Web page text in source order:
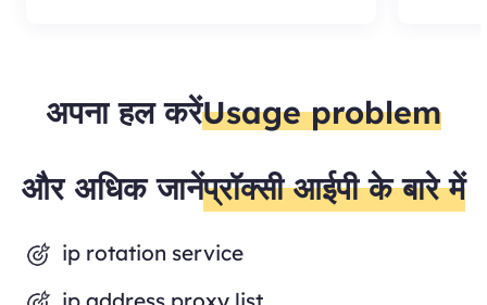
अपना हल करेंUsage problem
और अधिक जानेंप्रॉक्सी आईपी के बारे में
ip rotation service